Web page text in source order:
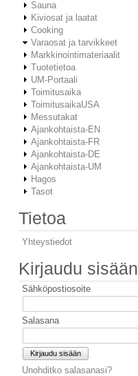
Sauna
Kiviosat ja laatat
Cooking
Varaosat ja tarvikkeet
Markkinointimateriaalit
Tuotetietoa
UM-Portaali
Toimitusaika
ToimitusaikaUSA
Messutakat
Ajankohtaista-EN
Ajankohtaista-FR
Ajankohtaista-DE
Ajankohtaista-UM
Hagos
Tasot
Tietoa
Yhteystiedot
Kirjaudu sisään
Sähköpostiosoite
Salasana
Kirjaudu sisään
Unohditko salasanasi?